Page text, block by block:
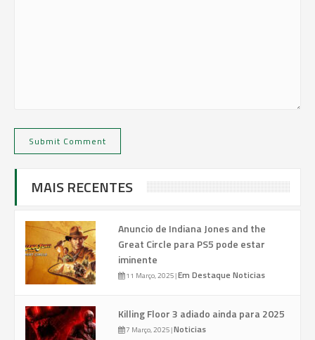
MAIS RECENTES
Anuncio de Indiana Jones and the
Great Circle para PS5 pode estar
iminente
11 Março, 2025|Em Destaque Noticias
Killing Floor 3 adiado ainda para 2025
7 Março, 2025|Noticias